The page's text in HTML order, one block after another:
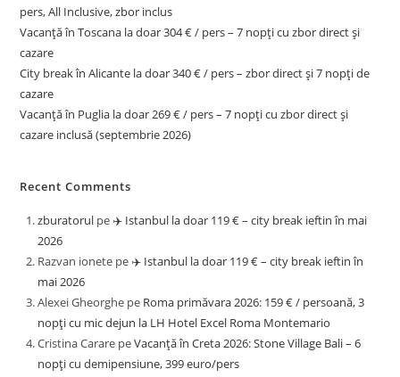
pers, All Inclusive, zbor inclus
Vacanță în Toscana la doar 304 € / pers – 7 nopți cu zbor direct și
cazare
City break în Alicante la doar 340 € / pers – zbor direct și 7 nopți de
cazare
Vacanță în Puglia la doar 269 € / pers – 7 nopți cu zbor direct și
cazare inclusă (septembrie 2026)
Recent Comments
zburatorul pe ✈️ Istanbul la doar 119 € – city break ieftin în mai
2026
Razvan ionete pe ✈️ Istanbul la doar 119 € – city break ieftin în
mai 2026
Alexei Gheorghe pe Roma primăvara 2026: 159 € / persoană, 3
nopți cu mic dejun la LH Hotel Excel Roma Montemario
Cristina Carare peVacanță în Creta 2026: Stone Village Bali – 6
nopți cu demipensiune, 399 euro/pers